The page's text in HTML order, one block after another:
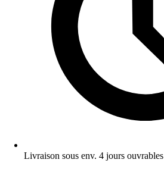
Livraison sous env. 4 jours ouvrables